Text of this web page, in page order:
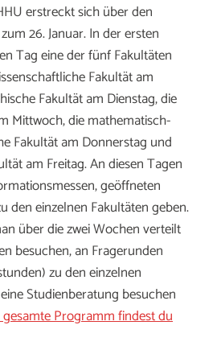
erstreckt sich über den
26. Januar. In der ersten
Tag eine der fünf Fakultäten
Fakultät am
Fakultät am Dienstag, die
Mittwoch, die mathematisch-
Fakultät am Donnerstag und
am Freitag. An diesen Tagen
geöffneten
den einzelnen Fakultäten geben.
über die zwei Wochen verteilt
besuchen, an Fragerunden
zu den einzelnen
Studienberatung besuchen
gesamte Programm findest du